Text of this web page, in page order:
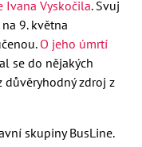
Ivana Vyskočila. Svuj
9. května
O jeho úmrtí
se do nějakých
zdroj z
skupiny BusLine.